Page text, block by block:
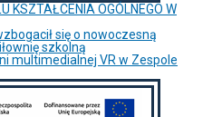
KSZTAŁCENIA OGÓLNEGO W
się o nowoczesną
szkolną
multimedialnej VR w Zespole